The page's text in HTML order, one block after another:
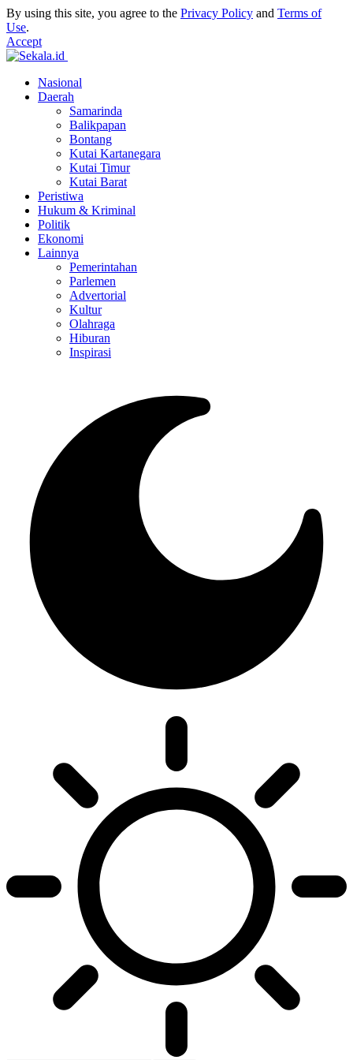
By using this site, you agree to the Privacy Policy and Terms of
Use.
Accept
Nasional
Daerah
Samarinda
Balikpapan
Bontang
Kutai Kartanegara
Kutai Timur
Kutai Barat
Peristiwa
Hukum & Kriminal
Politik
Ekonomi
Lainnya
Pemerintahan
Parlemen
Advertorial
Kultur
Olahraga
Hiburan
Inspirasi